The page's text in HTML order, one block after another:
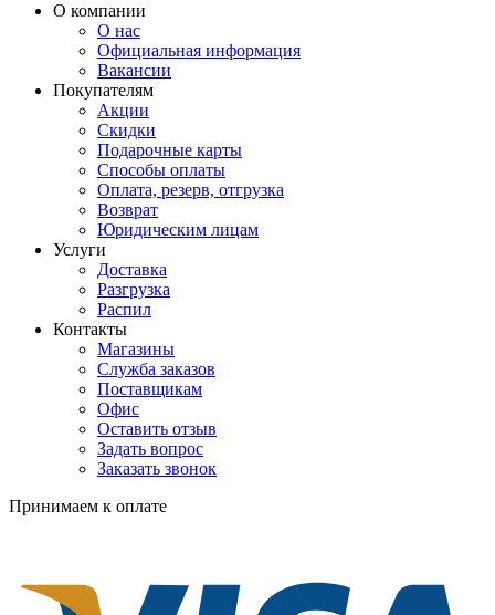
О компании
О нас
Официальная информация
Вакансии
Покупателям
Акции
Скидки
Подарочные карты
Способы оплаты
Оплата, резерв, отгрузка
Возврат
Юридическим лицам
Услуги
Доставка
Разгрузка
Распил
Контакты
Магазины
Служба заказов
Поставщикам
Офис
Оставить отзыв
Задать вопрос
Заказать звонок
Принимаем к оплате